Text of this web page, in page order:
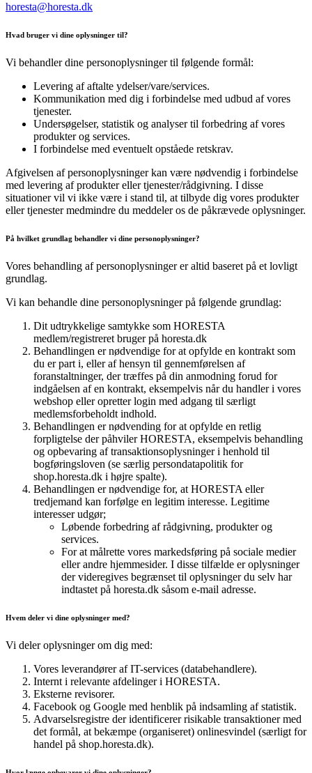
horesta@horesta.dk
Hvad bruger vi dine oplysninger til?
Vi behandler dine personoplysninger til følgende formål:
Levering af aftalte ydelser/vare/services.
Kommunikation med dig i forbindelse med udbud af vores
tjenester.
Undersøgelser, statistik og analyser til forbedring af vores
produkter og services.
I forbindelse med eventuelt opståede retskrav.
Afgivelsen af personoplysninger kan være nødvendig i forbindelse
med levering af produkter eller tjenester/rådgivning. I disse
situationer vil vi ikke være i stand til, at tilbyde dig vores produkter
eller tjenester medmindre du meddeler os de påkrævede oplysninger.
På hvilket grundlag behandler vi dine personoplysninger?
Vores behandling af personoplysninger er altid baseret på et lovligt
grundlag.
Vi kan behandle dine personoplysninger på følgende grundlag:
Dit udtrykkelige samtykke som HORESTA
medlem/registreret bruger på horesta.dk
Behandlingen er nødvendige for at opfylde en kontrakt som
du er part i, eller af hensyn til gennemførelsen af
foranstaltninger, der træffes på din anmodning forud for
indgåelsen af en kontrakt, eksempelvis når du handler i vores
webshop eller opretter login med adgang til særligt
medlemsforbeholdt indhold.
Behandlingen er nødvending for at opfylde en retlig
forpligtelse der påhviler HORESTA, eksempelvis behandling
og opbevaring af transaktionsoplysninger i henhold til
bogføringsloven (se særlig persondatapolitik for
shop.horesta.dk i højre spalte).
Behandlingen er nødvendige for, at HORESTA eller
tredjemand kan forfølge en legitim interesse. Legitime
interesser udgør;
Løbende forbedring af rådgivning, produkter og
services.
For at målrette vores markedsføring på sociale medier
eller andre hjemmesider. I disse tilfælde er oplysninger
der videregives begrænset til oplysninger du selv har
indtastet på horesta.dk såsom e-mail adresse.
Hvem deler vi dine oplysninger med?
Vi deler oplysninger om dig med:
Vores leverandører af IT-services (databehandlere).
Internt i relevante afdelinger i HORESTA.
Eksterne revisorer.
Facebook og Google med henblik på indsamling af statistik.
Advarselsregistre der identificerer risikable transaktioner med
det formål, at bekæmpe (organiseret) onlinesvindel (særligt for
handel på shop.horesta.dk).